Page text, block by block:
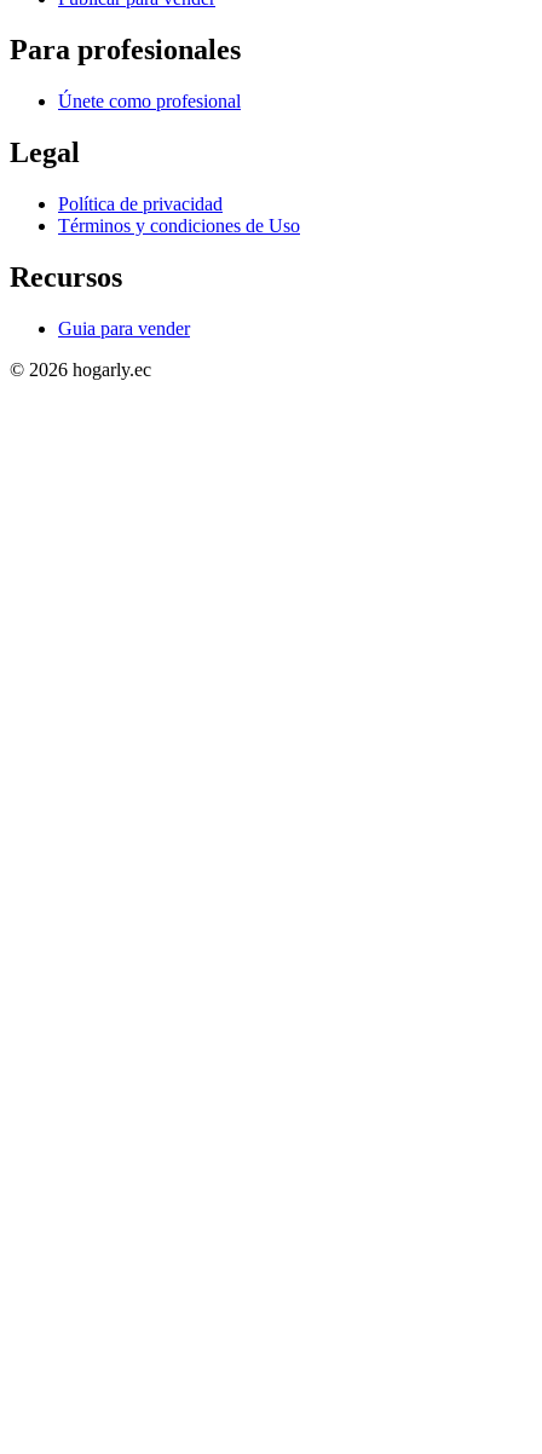
Para profesionales
Únete como profesional
Legal
Política de privacidad
Términos y condiciones de Uso
Recursos
Guia para vender
© 2026 hogarly.ec